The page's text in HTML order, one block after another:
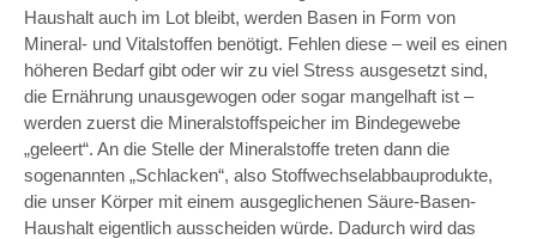
Haushalt auch im Lot bleibt, werden Basen in Form von
Mineral- und Vitalstoffen benötigt. Fehlen diese – weil es einen
höheren Bedarf gibt oder wir zu viel Stress ausgesetzt sind,
die Ernährung unausgewogen oder sogar mangelhaft ist –
werden zuerst die Mineralstoffspeicher im Bindegewebe
„geleert“. An die Stelle der Mineralstoffe treten dann die
sogenannten „Schlacken“, also Stoffwechselabbauprodukte,
die unser Körper mit einem ausgeglichenen Säure-Basen-
Haushalt eigentlich ausscheiden würde. Dadurch wird das